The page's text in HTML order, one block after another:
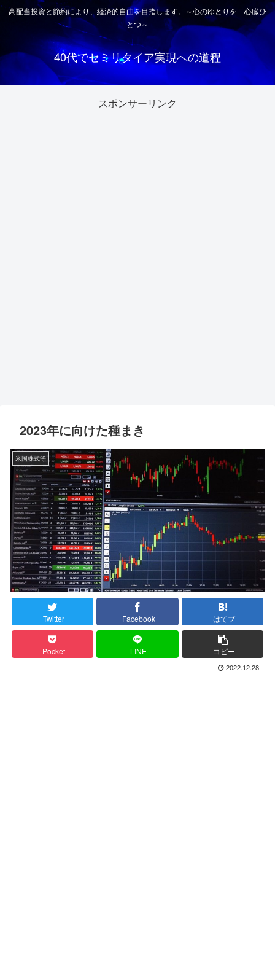
高配当投資と節約により、経済的自由を目指します。～心のゆとりを 心臓ひ
とつ～
40代でセミリタイア実現への道程
スポンサーリンク
2023年に向けた種まき
米国株式等
Twitter Facebook はてブ
Pocket LINE コピー
2022.12.28